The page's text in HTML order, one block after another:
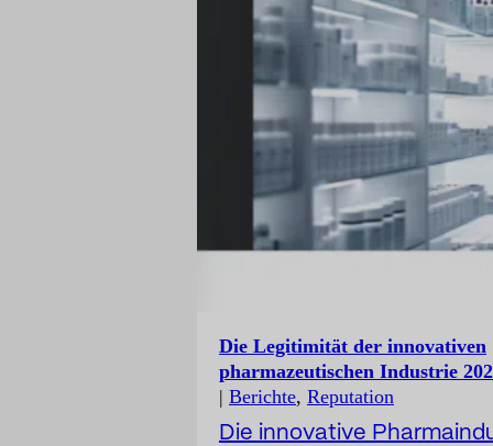
Markt generiert Tausende
Chancen, doch nur
Unternehmen verstehen
wirklich, wie sie im
bestehen. Die meisten
Unternehmen betrachten
öffentliche
aus einer fragmentierten
Perspektive: Enigmia
transformiert die
Die Legitimität der innovativen
pharmazeutischen Industrie
| Berichte, Reputation
Die innovative